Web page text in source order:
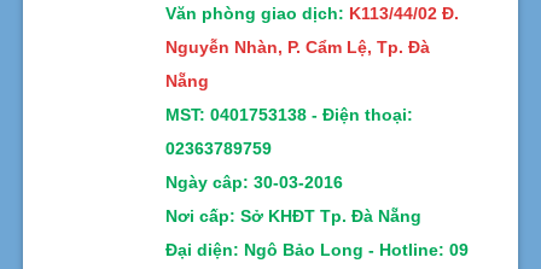
Văn phòng giao dịch: K113/44/02 Đ.
Nguyễn Nhàn, P. Cẩm Lệ, Tp. Đà
Nẵng
MST: 0401753138 - Điện thoại:
02363789759
Ngày câp: 30-03-2016
Nơi cấp: Sở KHĐT Tp. Đà Nẵng
Đại diện: Ngô Bảo Long - Hotline: 09